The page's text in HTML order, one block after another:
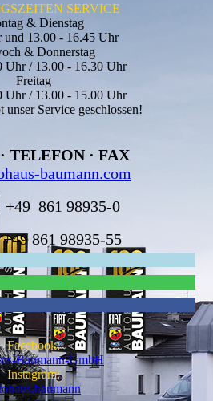
SERVICE
& Dienstag
und 13.00 - 16.45 Uhr
& Donnerstag
Uhr / 13.00 - 16.30 Uhr
Freitag
Uhr / 13.00 - 15.00 Uhr
unser Service geschlossen!
TELEFON · FAX
baumann.com
+49 861 98935-0
861 98935-55
Facebook:
Baumann-GmbH
Instagram: